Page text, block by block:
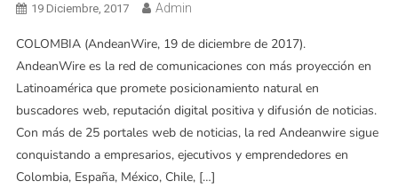
19 Diciembre, 2017 Admin
COLOMBIA (AndeanWire, 19 de diciembre de 2017).
AndeanWire es la red de comunicaciones con más proyección en
Latinoamérica que promete posicionamiento natural en
buscadores web, reputación digital positiva y difusión de noticias.
Con más de 25 portales web de noticias, la red Andeanwire sigue
conquistando a empresarios, ejecutivos y emprendedores en
Colombia, España, México, Chile, […]